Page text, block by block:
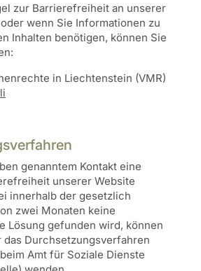
zur Barrierefreiheit an unserer
wenn Sie Informationen zu
Inhalten benötigen, können Sie
in Liechtenstein (VMR)
genanntem Kontakt eine
unserer Website
innerhalb der gesetzlich
zwei Monaten keine
Lösung gefunden wird, können
das Durchsetzungsverfahren
Amt für Soziale Dienste